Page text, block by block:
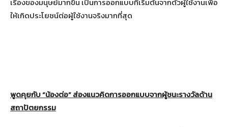
ให้เกิดประโยชน์ต่อผู้ใช้งานจริงมากที่สุด
พูดคุยกับ “น้องต่อ” ส่องแนวคิดการออกแบบจากผู้ชนะรางวัลด้าน
สถาปัตยกรรม